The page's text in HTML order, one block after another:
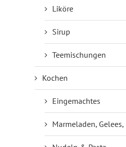
Liköre
Sirup
Teemischungen
Kochen
Eingemachtes
Marmeladen,